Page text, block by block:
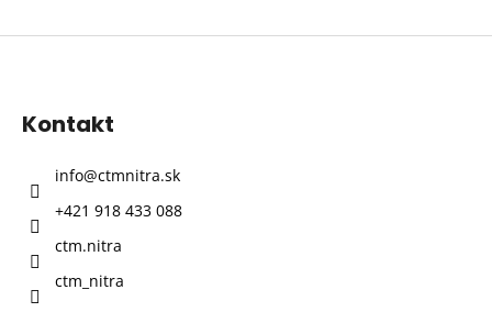
Z
Kontakt
info@ctmnitra.sk
+421 918 433 088
ctm.nitra
ctm_nitra